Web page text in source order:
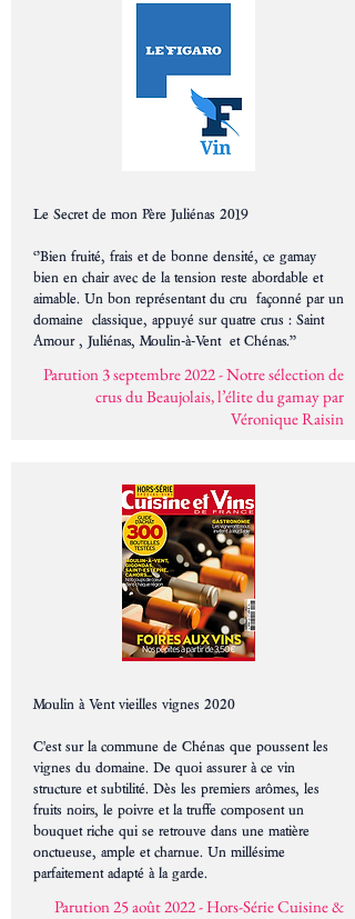
Le Secret de mon Père Juliénas 2019
‘’Bien fruité, frais et de bonne densité, ce gamay
bien en chair avec de la tension reste abordable et
aimable. Un bon représentant du cru façonné par un
domaine classique, appuyé sur quatre crus : Saint
Amour , Juliénas, Moulin-à-Vent et Chénas.’’
Parution 3 septembre 2022 - Notre sélection de
crus du Beaujolais, l’élite du gamay par
Véronique Raisin
Moulin à Vent vieilles vignes 2020
C'est sur la commune de Chénas que poussent les
vignes du domaine. De quoi assurer à ce vin
structure et subtilité. Dès les premiers arômes, les
fruits noirs, le poivre et la truffe composent un
bouquet riche qui se retrouve dans une matière
onctueuse, ample et charnue. Un millésime
parfaitement adapté à la garde.
Parution 25 août 2022 - Hors-Série Cuisine &